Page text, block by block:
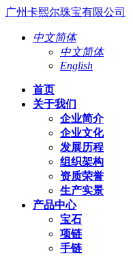
广州卡熙尔珠宝有限公司
中文简体
中文简体
English
首页
关于我们
企业简介
企业文化
发展历程
组织架构
资质荣誉
生产实景
产品中心
宝石
项链
手链